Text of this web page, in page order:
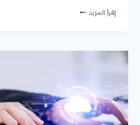
إقرأ المزيد تخصص
التعريف،
القبول،
التخصص،
الوظائف،